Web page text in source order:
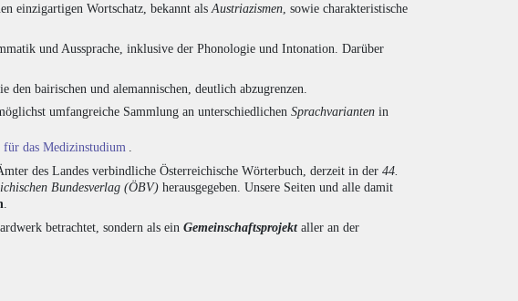
einzigartigen Wortschatz, bekannt als Austriazismen , sowie charakteristische
und Aussprache, inklusive der Phonologie und Intonation. Darüber
bairischen und alemannischen, deutlich abzugrenzen.
umfangreiche Sammlung an unterschiedlichen Sprachvarianten in
für das Medizinstudium
des Landes verbindliche Österreichische Wörterbuch, derzeit in der 44.
Bundesverlag (ÖBV) herausgegeben. Unsere Seiten und alle damit
betrachtet, sondern als ein Gemeinschaftsprojektaller an der